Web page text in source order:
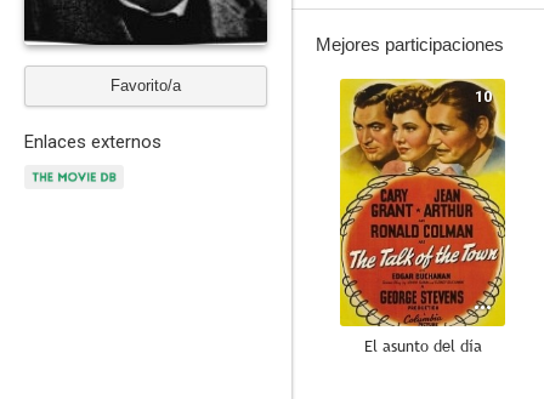
Favorito/a
Enlaces externos
Mejores participaciones
10
El asunto del día